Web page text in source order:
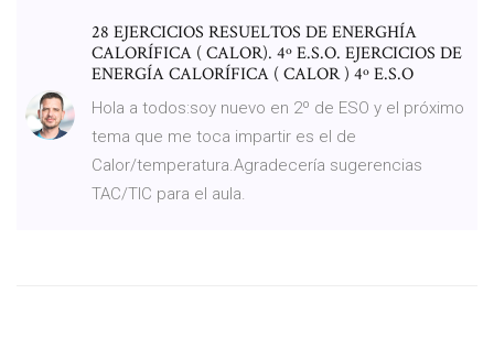
28 EJERCICIOS RESUELTOS DE ENERGHÍA
CALORÍFICA ( CALOR). 4º E.S.O. EJERCICIOS DE
ENERGÍA CALORÍFICA ( CALOR ) 4º E.S.O
Hola a todos:soy nuevo en 2º de ESO y el próximo
tema que me toca impartir es el de
Calor/temperatura.Agradecería sugerencias
TAC/TIC para el aula.